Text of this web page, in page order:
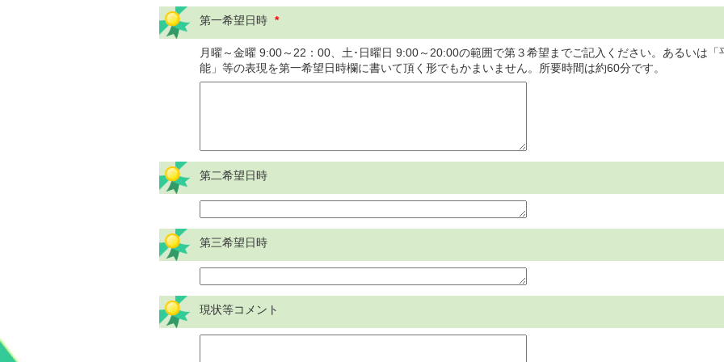
第一希望日時 *
月曜～金曜 9:00～22：00、土･日曜日 9:00～20:00の範囲で第３希望までご記入ください。あるいは
能」等の表現を第一希望日時欄に書いて頂く形でもかまいません。所要時間は約60分です。
第二希望日時
第三希望日時
現状等コメント